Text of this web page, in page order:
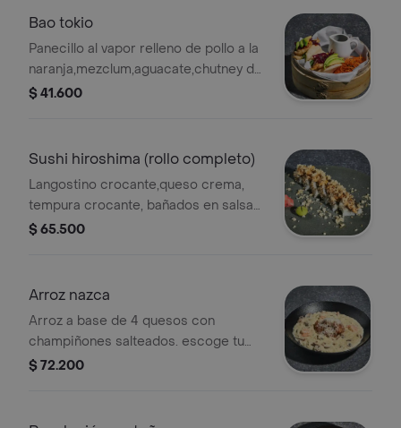
Bao tokio
Panecillo al vapor relleno de pollo a la
naranja,mezclum,aguacate,chutney de
repollo, mayonesa japonesa y salsa
$ 41.600
Sushi hiroshima (rollo completo)
Langostino crocante,queso crema,
tempura crocante, bañados en salsa
de kani y anguila flameada.
$ 65.500
Arroz nazca
Arroz a base de 4 quesos con
champiñones salteados. escoge tu
proteína camarones, pollo o solomillo
$ 72.200